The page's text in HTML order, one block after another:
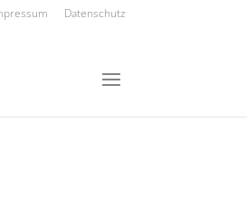
Datenschutz